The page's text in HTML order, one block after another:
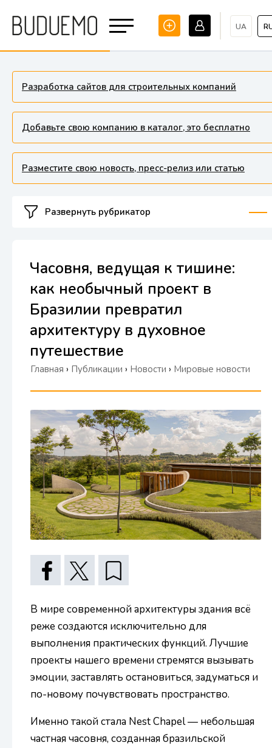
UA
Разработка сайтов для строительных компаний
Добавьте свою компанию в каталог, это бесплатно
Разместите свою новость, пресс-релиз или статью
Развернуть рубрикатор
Часовня, ведущая к тишине:
как необычный проект в
Бразилии превратил
архитектуру в духовное
путешествие
Главная › Публикации › Новости › Мировые новости
В мире современной архитектуры здания всё
реже создаются исключительно для
выполнения практических функций. Лучшие
проекты нашего времени стремятся вызывать
эмоции, заставлять остановиться, задуматься и
по-новому почувствовать пространство.
Именно такой стала Nest Chapel — небольшая
частная часовня, созданная бразильской